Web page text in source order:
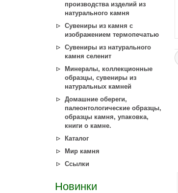
производства изделий из
натурального камня
Сувениры из камня с
изображением термопечатью
Сувениры из натурального
камня селенит
Минералы, коллекционные
образцы, сувениры из
натуральных камней
Домашние обереги,
палеонтологические образцы,
образцы камня, упаковка,
книги о камне.
Каталог
Мир камня
Ссылки
Новинки